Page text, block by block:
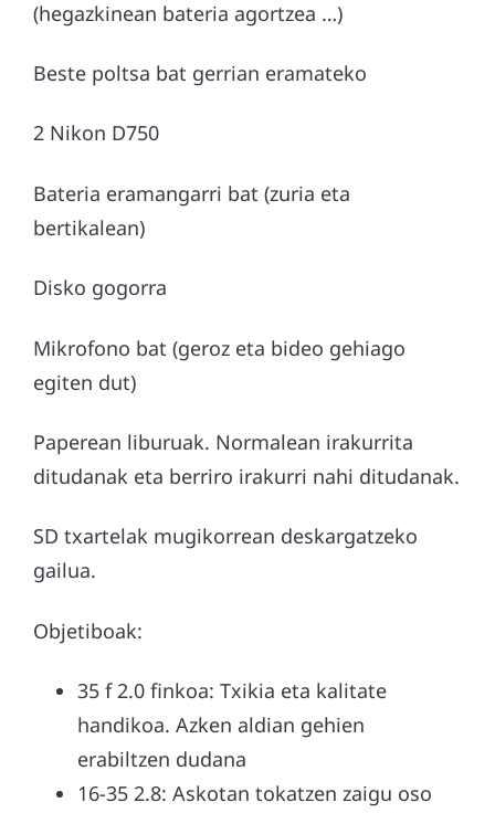
(hegazkinean bateria agortzea …)
Beste poltsa bat gerrian eramateko
2 Nikon D750
Bateria eramangarri bat (zuria eta
bertikalean)
Disko gogorra
Mikrofono bat (geroz eta bideo gehiago
egiten dut)
Paperean liburuak. Normalean irakurrita
ditudanak eta berriro irakurri nahi ditudanak.
SD txartelak mugikorrean deskargatzeko
gailua.
Objetiboak:
35 f 2.0 finkoa: Txikia eta kalitate
handikoa. Azken aldian gehien
erabiltzen dudana
16-35 2.8: Askotan tokatzen zaigu oso